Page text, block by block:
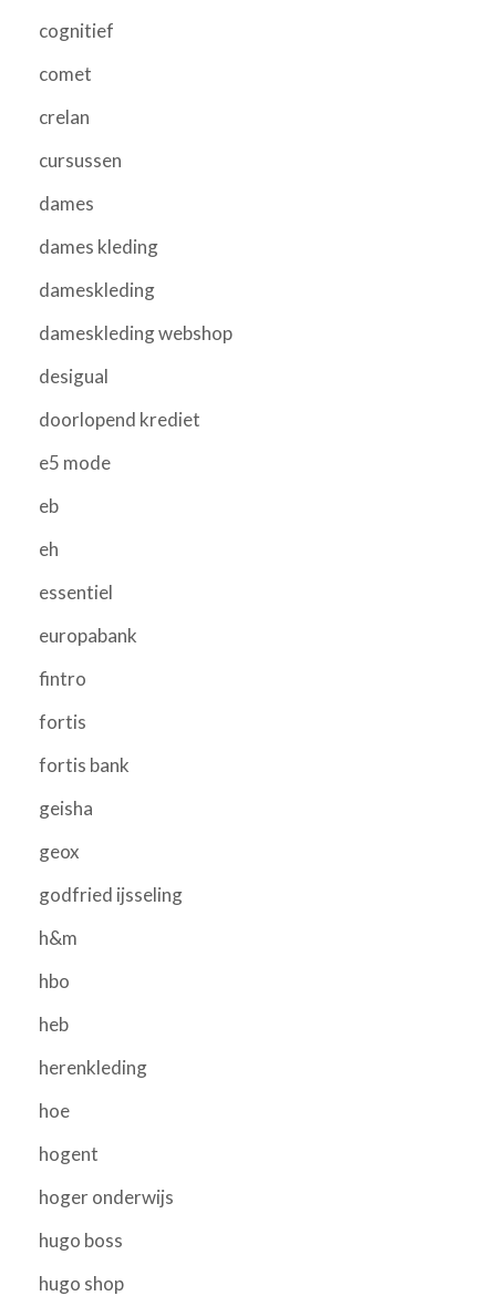
cognitief
comet
crelan
cursussen
dames
dames kleding
dameskleding
dameskleding webshop
desigual
doorlopend krediet
e5 mode
eb
eh
essentiel
europabank
fintro
fortis
fortis bank
geisha
geox
godfried ijsseling
h&m
hbo
heb
herenkleding
hoe
hogent
hoger onderwijs
hugo boss
hugo shop